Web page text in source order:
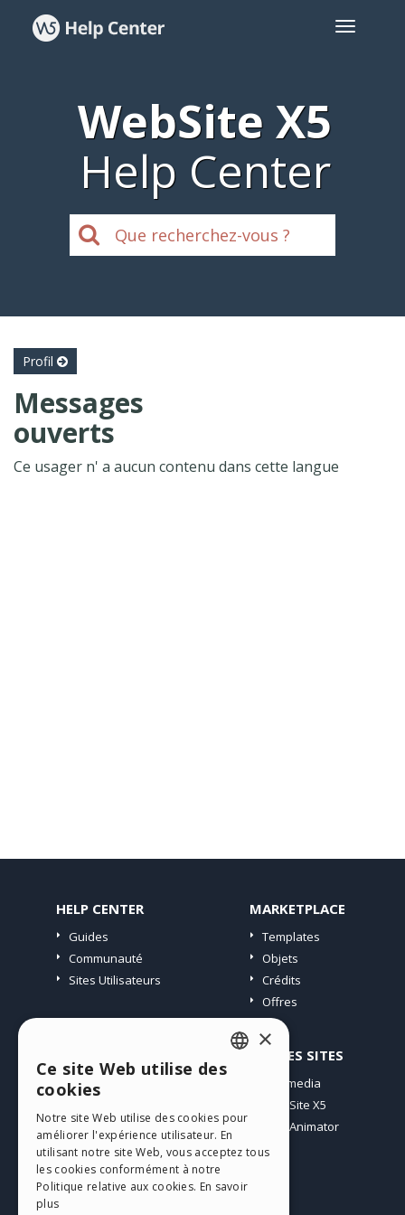
WebSite X5
Help Center
Profil
Messages
ouverts
Ce usager n' a aucun contenu dans cette langue
HELP CENTER
Guides
Communauté
Sites Utilisateurs
MARKETPLACE
Templates
Objets
Crédits
Offres
Mes Messages
Télécharger
Espace Web
Mes Crédits
AUTRES SITES
Incomedia
WebSite X5
WebAnimator
ENGLISH
GERMAN
SPANISH
×
Ce site Web utilise des
cookies
Notre site Web utilise des cookies pour
améliorer l'expérience utilisateur. En
utilisant notre site Web, vous acceptez tous
les cookies conformément à notre
Politique relative aux cookies. En savoir
plus